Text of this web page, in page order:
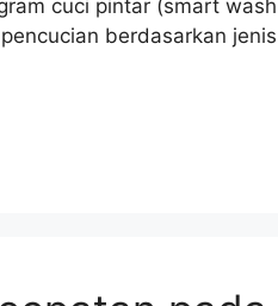
cuci pintar (smart
berdasarkan